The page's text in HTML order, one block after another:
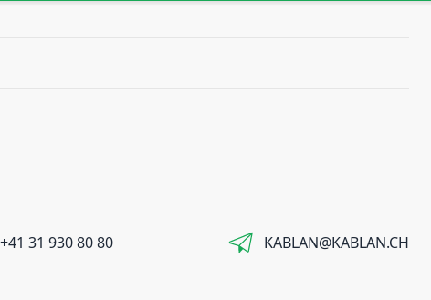
+41 31 930 80 80 KABLAN@KABLAN.CH